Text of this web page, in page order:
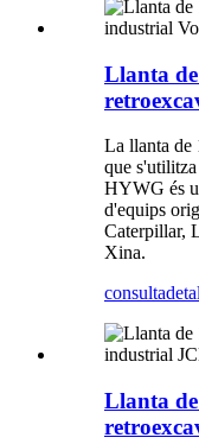
Llanta
La llanta de
que
HYWG és
d'equips
Caterpillar,
Xina.
consulta
Llanta